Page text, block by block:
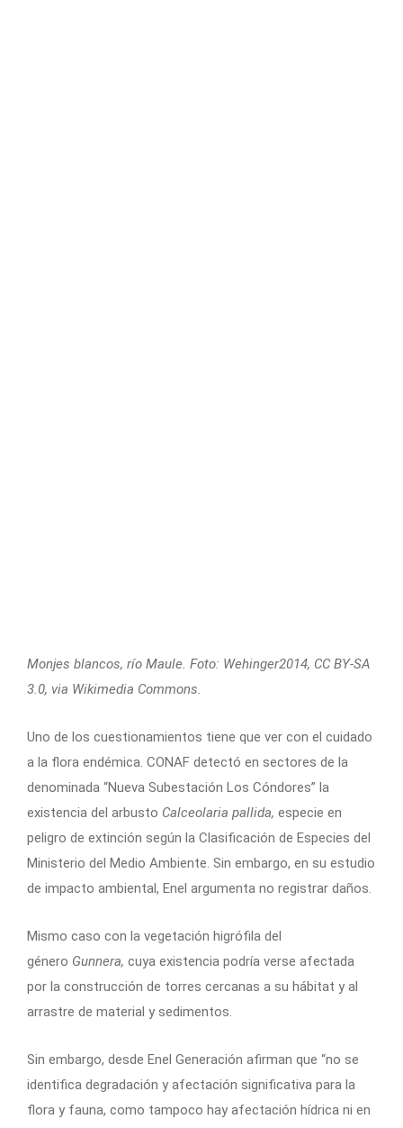
Monjes blancos, río Maule. Foto: Wehinger2014, CC BY-SA
3.0, via Wikimedia Commons.
Uno de los cuestionamientos tiene que ver con el cuidado
a la flora endémica. CONAF detectó en sectores de la
denominada “Nueva Subestación Los Cóndores” la
existencia del arbusto Calceolaria pallida, especie en
peligro de extinción según la Clasificación de Especies del
Ministerio del Medio Ambiente. Sin embargo, en su estudio
de impacto ambiental, Enel argumenta no registrar daños.
Mismo caso con la vegetación higrófila del
género Gunnera, cuya existencia podría verse afectada
por la construcción de torres cercanas a su hábitat y al
arrastre de material y sedimentos.
Sin embargo, desde Enel Generación afirman que “no se
identifica degradación y afectación significativa para la
flora y fauna, como tampoco hay afectación hídrica ni en